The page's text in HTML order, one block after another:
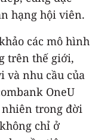
hạng hội viên.
các mô hình
trên thế giới,
và nhu cầu của
OneU
trong đời
chỉ ở